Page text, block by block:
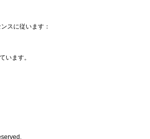
スに従います：
います。